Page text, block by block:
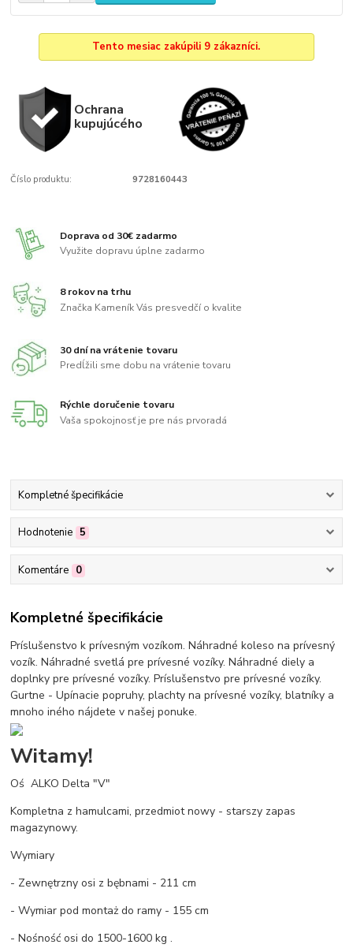
Tento mesiac zakúpili 9 zákazníci.
Ochrana
kupujúcého
Číslo produktu: 9728160443
Doprava od 30€ zadarmo
Využite dopravu úplne zadarmo
8 rokov na trhu
Značka Kameník Vás presvedčí o kvalite
30 dní na vrátenie tovaru
Predĺžili sme dobu na vrátenie tovaru
Rýchle doručenie tovaru
Vaša spokojnosť je pre nás prvoradá
Kompletné špecifikácie
Hodnotenie 5
Komentáre 0
Kompletné špecifikácie
Príslušenstvo k prívesným vozíkom. Náhradné koleso na prívesný
vozík. Náhradné svetlá pre prívesné vozíky. Náhradné diely a
doplnky pre prívesné vozíky. Príslušenstvo pre prívesné vozíky.
Gurtne - Upínacie popruhy, plachty na prívesné vozíky, blatníky a
mnoho iného nájdete v našej ponuke.
Witamy!
Oś ALKO Delta "V"
Kompletna z hamulcami, przedmiot nowy - starszy zapas
magazynowy.
Wymiary
- Zewnętrzny osi z bębnami - 211 cm
- Wymiar pod montaż do ramy - 155 cm
- Nośność osi do 1500-1600 kg .